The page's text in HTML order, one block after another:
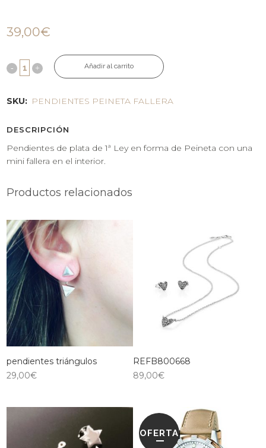
39,00€
Añadir al carrito
SKU: PENDIENTES PEINETA FALLERA
DESCRIPCIÓN
Pendientes de plata de 1ª Ley en forma de Peineta con una
mini fallera en el interior.
Productos relacionados
pendientes triángulos
29,00€
REFB800668
89,00€
OFERTA